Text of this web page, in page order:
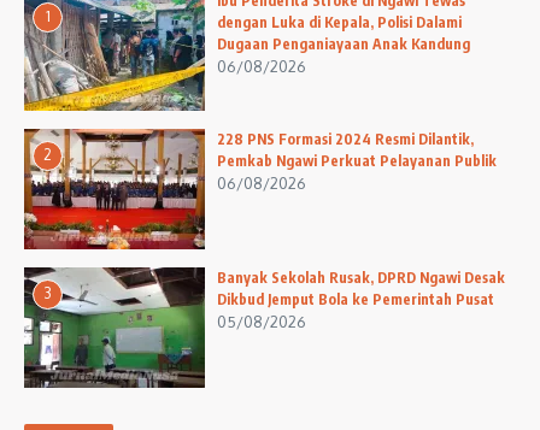
1
dengan Luka di Kepala, Polisi Dalami
Dugaan Penganiayaan Anak Kandung
06/08/2026
2
228 PNS Formasi 2024 Resmi Dilantik,
Pemkab Ngawi Perkuat Pelayanan Publik
06/08/2026
3
Banyak Sekolah Rusak, DPRD Ngawi Desak
Dikbud Jemput Bola ke Pemerintah Pusat
05/08/2026